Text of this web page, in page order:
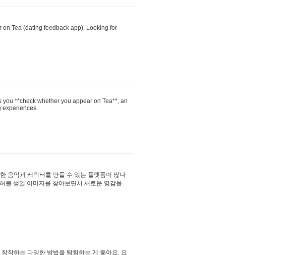
Tea (dating feedback app). Looking for
you **check whether you appear on Tea**, an
experiences.
음악과 캐릭터를 만들 수 있는 플랫폼이 많다
블 생일 이미지를 찾아보면서 새로운 영감을
작하는 다양한 방법을 탐험하는 게 좋아요. 요